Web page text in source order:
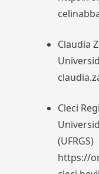
Claudia
Cleci
(UFRGS)
https://